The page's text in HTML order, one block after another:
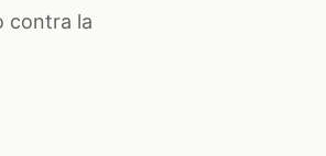
contra la